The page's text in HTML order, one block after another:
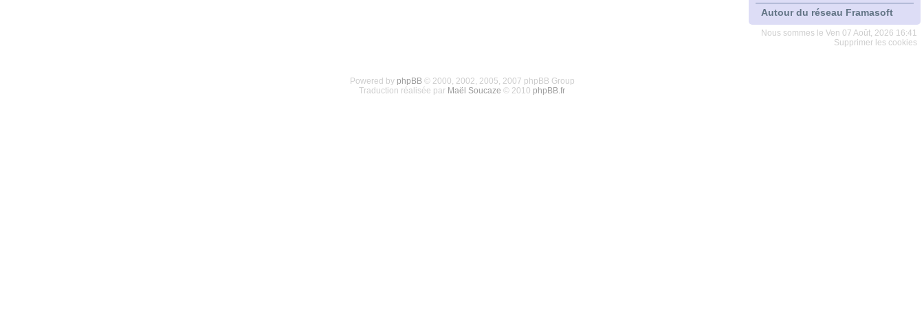
Autour du réseau Framasoft
Nous sommes le Ven 07 Août, 2026 16:41
Supprimer les cookies
Powered by phpBB© 2000, 2002, 2005, 2007 phpBB Group
Traduction réalisée par Maël Soucaze © 2010 phpBB.fr